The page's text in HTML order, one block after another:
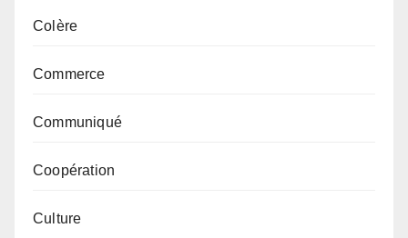
Colère
Commerce
Communiqué
Coopération
Culture